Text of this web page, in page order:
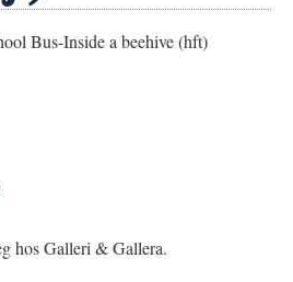
Bus-Inside a beehive (hft)
hos Galleri & Gallera.